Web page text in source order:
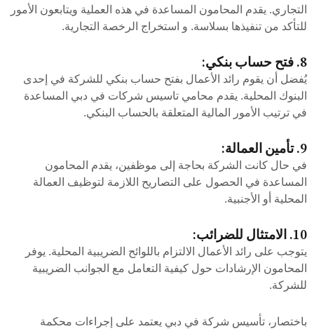
التجاري. يقدم المحامون المساعدة في هذه العملية ويتابعون الأمور
للتأكد من تنفيذها بسلاسة. و استخراج الرخصة التجارية.
8. فتح حساب بنكي:
يُفضل أن يقوم رائد الأعمال بفتح حساب بنكي للشركة في إحدى
البنوك المحلية. يقدم محامي تاسيس شركات في دبي المساعدة
في ترتيب الأمور المالية المتعلقة بالحساب البنكي.
9. تأمين العمالة:
في حال كانت الشركة بحاجة إلى موظفين، يقدم المحامون
المساعدة في الحصول على التصاريح اللازمة لتوظيف العمالة
المحلية أو الأجنبية.
10. الامتثال للضرائب:
يتوجب على رائد الأعمال الالتزام باللوائح الضريبية المحلية. يوفر
المحامون الإرشادات حول كيفية التعامل مع الجوانب الضريبية
للشركة.
باختصار، تأسيس شركة في دبي يعتمد على إجراءات محكمة